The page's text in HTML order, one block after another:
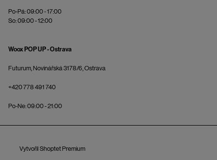
Po-Pá: 09:00 - 17:00
So: 09:00 - 12:00
Woox POP UP - Ostrava
Futurum, Novinářská 3178/6, Ostrava
+420 778 491 740
Po-Ne: 09:00 - 21:00
Vytvořil Shoptet Premium